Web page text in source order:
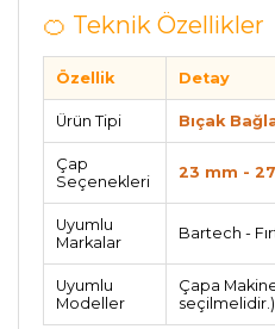
🍊 Teknik Özellikler
Özellik Detay
Ürün Tipi Bıçak
Çap
Seçenekleri
23 mm -
Uyumlu
Markalar
Bartech -
Uyumlu
Modeller
Çapa
seçilmelidir.)